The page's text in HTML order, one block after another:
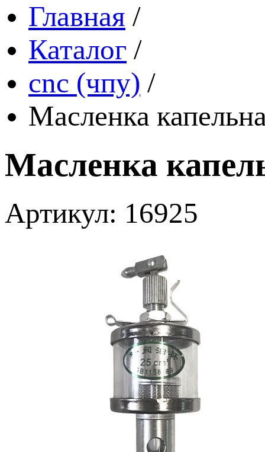
Главная /
Каталог /
cnc (чпу) /
Масленка
Масленка
Артикул: 16925